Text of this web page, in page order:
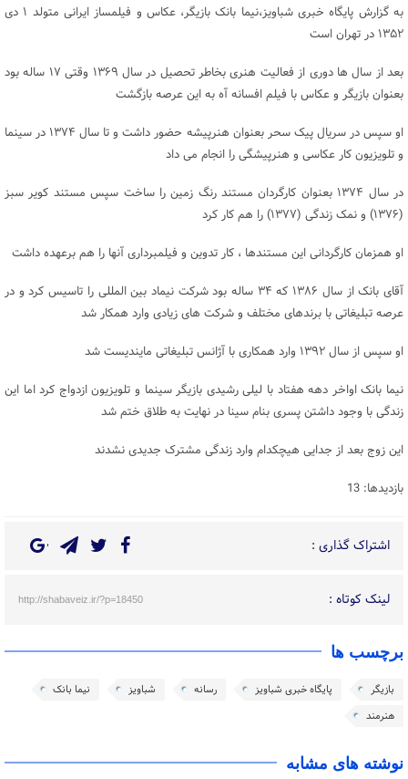
به گزارش پایگاه خبری شباویز،نیما بانک بازیگر، عکاس و فیلمساز ایرانی متولد ۱ دی
۱۳۵۲ در تهران است
بعد از سال ها دوری از فعالیت هنری بخاطر تحصیل در سال ۱۳۶۹ وقتی ۱۷ ساله بود
بعنوان بازیگر و عکاس با فیلم افسانه آه به این عرصه بازگشت
او سپس در سریال پیک سحر بعنوان هنرپیشه حضور داشت و تا سال ۱۳۷۴ در سینما
و تلویزیون کار عکاسی و هنرپیشگی را انجام می داد
در سال ۱۳۷۴ بعنوان کارگردان مستند رنگ زمین را ساخت سپس مستند کویر سبز
(۱۳۷۶) و نمک زندگی (۱۳۷۷) را هم کار کرد
او همزمان کارگردانی این مستندها ، کار تدوین و فیلمبرداری آنها را هم برعهده داشت
آقای بانک از سال ۱۳۸۶ که ۳۴ ساله بود شرکت نیماد بین المللی را تاسیس کرد و در
عرصه تبلیغاتی با برندهای مختلف و شرکت های زیادی وارد همکار شد
او سپس از سال ۱۳۹۲ وارد همکاری با آژانس تبلیغاتی مایندیست شد
نیما بانک اواخر دهه هفتاد با لیلی رشیدی بازیگر سینما و تلویزیون ازدواج کرد اما این
زندگی با وجود داشتن پسری بنام سینا در نهایت به طلاق ختم شد
این زوج بعد از جدایی هیچکدام وارد زندگی مشترک جدیدی نشدند
بازدیدها: 13
اشتراک گذاری :
لینک کوتاه : http://shabaveiz.ir/?p=18450
برچسب ها
بازیگر پایگاه خبری شباویز رسانه شباویز
نیما بانک
هنرمند
نوشته های مشابه